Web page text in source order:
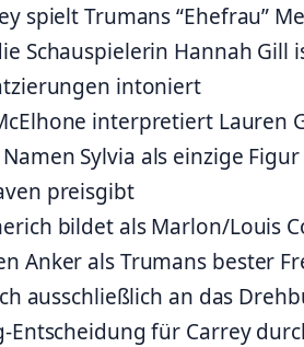
spielt Trumans “Ehefrau”
Schauspielerin Hannah Gill
intoniert
interpretiert Lauren
Sylvia als einzige
preisgibt
bildet als Marlon/Louis
Anker als Trumans bester
ausschließlich an das
Entscheidung für Carrey